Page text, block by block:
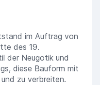
im Auftrag von
des 19.
der Neugotik und
diese Bauform mit
zu verbreiten.